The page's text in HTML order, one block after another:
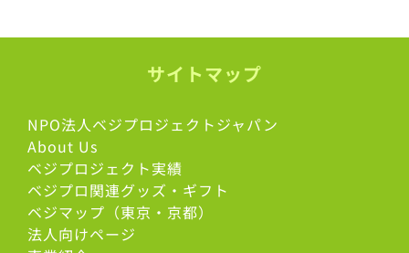
サイトマップ
NPO法人ベジプロジェクトジャパン
About Us
ベジプロジェクト実績
ベジプロ関連グッズ・ギフト
ベジマップ（東京・京都）
法人向けページ